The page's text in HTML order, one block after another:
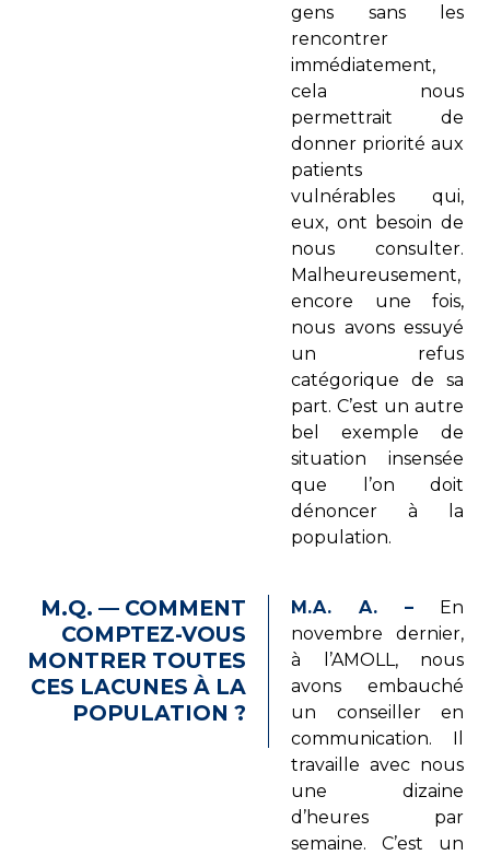
gens sans les
rencontrer
immédiatement,
cela nous
permettrait de
donner priorité aux
patients
vulnérables qui,
eux, ont besoin de
nous consulter.
Malheureusement,
encore une fois,
nous avons essuyé
un refus
catégorique de sa
part. C’est un autre
bel exemple de
situation insensée
que l’on doit
dénoncer à la
population.
M.Q. — COMMENT
COMPTEZ-VOUS
MONTRER TOUTES
CES LACUNES À LA
POPULATION ?
M.A. A. – En
novembre dernier,
à l’AMOLL, nous
avons embauché
un conseiller en
communication. Il
travaille avec nous
une dizaine
d’heures par
semaine. C’est un